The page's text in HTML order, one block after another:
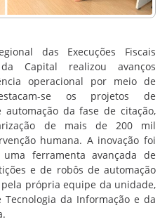
das Execuções Fiscais
Capital realizou avanços
operacional por meio de
se os projetos de
da fase de citação,
de mais de 200 mil
humana. A inovação foi
ferramenta avançada de
e de robôs de automação
própria equipe da unidade,
da Informação e da